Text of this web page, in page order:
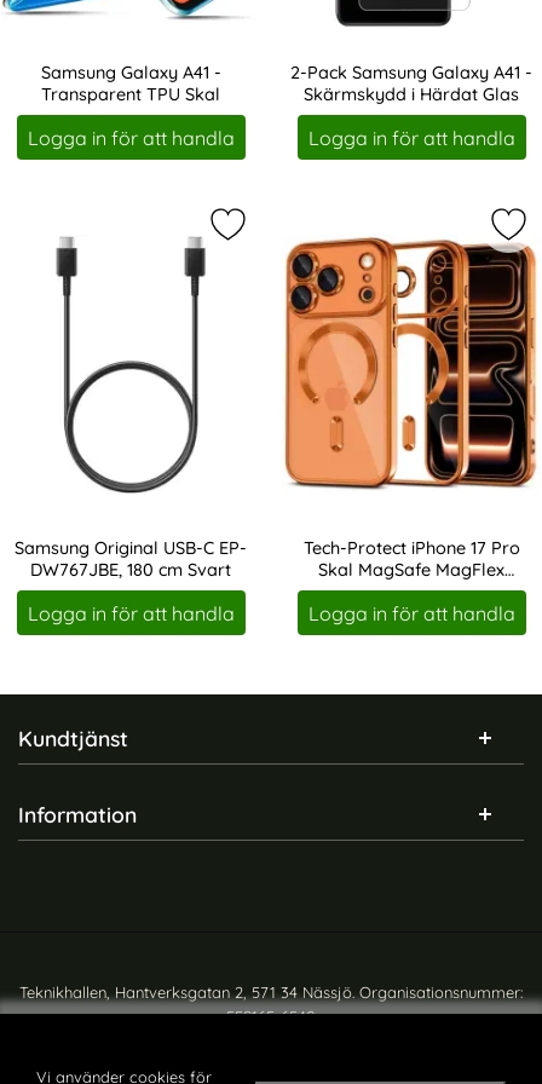
Vi använder cookies för
Samsung Galaxy A41 -
Transparent TPU Skal
Art. nr 8511
Logga in för att handla
2-Pack Samsung Galaxy A41 -
Skärmskydd i Härdat Glas
Art. nr 8513
Logga in för att handla
Samsung Original USB-C EP-
DW767JBE, 180 cm Svart
Art. nr 210763
Logga in för att handla
Markera samsung Original USB-C
Tech-Protect iPhone 17 Pro
Skal MagSafe MagFlex
Cosmic Orange
Art. nr 245838
Logga in för att handla
Sidfot Blandad info och länkar
Kundtjänst
Information
Teknikhallen, Hantverksgatan 2, 571 34 Nässjö. Organisationsnummer:
559165-6540